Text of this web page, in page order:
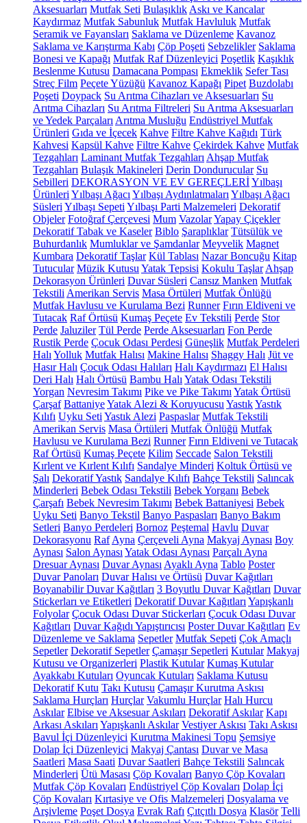
Aksesuarları Mutfak Seti Bulaşıklık Askı ve Kancalar
Kaydırmaz Mutfak Sabunluk Mutfak Havluluk Mutfak
Seramik ve Fayansları Saklama ve Düzenleme Kavanoz
Saklama ve Karıştırma Kabı Çöp Poşeti Sebzelikler Saklama
Bonesi ve Kapağı Mutfak Raf Düzenleyici Poşetlik Kaşıklık
Beslenme Kutusu Damacana Pompası Ekmeklik Sefer Tası
Streç Film Peçete Yüzüğü Kavanoz Kapağı Pipet Buzdolabı
Poşeti Doypack Su Arıtma Cihazları ve Aksesuarları Su
Arıtma Cihazları Su Arıtma Filtreleri Su Arıtma Aksesuarları
ve Yedek Parçaları Arıtma Musluğu Endüstriyel Mutfak
Ürünleri Gıda ve İçecek Kahve Filtre Kahve Kağıdı Türk
Kahvesi Kapsül Kahve Filtre Kahve Çekirdek Kahve Mutfak
Tezgahları Laminant Mutfak Tezgahları Ahşap Mutfak
Tezgahları Bulaşık Makineleri Derin Dondurucular Su
Sebilleri DEKORASYON VE EV GEREÇLERİYılbaşı
Ürünleri Yılbaşı Ağacı Yılbaşı Aydınlatmaları Yılbaşı Ağacı
Süsleri Yılbaşı Sepeti Yılbaşı Parti Malzemeleri Dekoratif
Objeler Fotoğraf Çerçevesi Mum VazolarYapay Çiçekler
Dekoratif Tabak ve Kaseler Biblo Şaraplıklar Tütsülük ve
Buhurdanlık Mumluklar ve Şamdanlar Meyvelik Magnet
Kumbara Dekoratif Taşlar Kül Tablası Nazar Boncuğu Kitap
Tutucular Müzik Kutusu Yatak Tepsisi Kokulu Taşlar Ahşap
Dekorasyon Ürünleri Duvar Süsleri Cansız Manken Mutfak
Tekstili Amerikan Servis Masa Örtüleri Mutfak Önlüğü
Mutfak Havlusu ve Kurulama Bezi Runner Fırın Eldiveni ve
Tutacak Raf Örtüsü Kumaş Peçete Ev Tekstili Perde Stor
Perde Jaluziler Tül Perde Perde Aksesuarları Fon Perde
Rustik Perde Çocuk Odası Perdesi Güneşlik Mutfak Perdeleri
Halı Yolluk Mutfak Halısı Makine Halısı Shaggy Halı Jüt ve
Hasır Halı Çocuk Odası Halıları Halı Kaydırmazı El Halısı
Deri Halı Halı Örtüsü Bambu Halı Yatak Odası Tekstili
Yorgan Nevresim Takımı Pike ve Pike Takımı Yatak Örtüsü
Çarşaf BattaniyeYatak Alezi & Koruyucusu YastıkYastık
Kılıfı Uyku Seti Yastık Alezi Paspaslar Mutfak Tekstili
Amerikan Servis Masa Örtüleri Mutfak Önlüğü Mutfak
Havlusu ve Kurulama Bezi Runner Fırın Eldiveni ve Tutacak
Raf Örtüsü Kumaş Peçete Kilim Seccade Salon Tekstili
Kırlent ve Kırlent Kılıfı Sandalye Minderi Koltuk Örtüsü ve
Şalı Dekoratif Yastık Sandalye Kılıfı Bahçe Tekstili Salıncak
Minderleri Bebek Odası Tekstili Bebek Yorganı Bebek
Çarşafı Bebek Nevresim Takımı Bebek Battaniyesi Bebek
Uyku Seti Banyo Tekstil Banyo Paspasları Banyo Bakım
Setleri Banyo Perdeleri Bornoz Peştemal Havlu Duvar
Dekorasyonu Raf Ayna Çerçeveli Ayna Makyaj Aynası Boy
Aynası Salon Aynası Yatak Odası Aynası Parçalı Ayna
Dresuar Aynası Duvar Aynası Ayaklı Ayna Tablo Poster
Duvar Panoları Duvar Halısı ve Örtüsü Duvar Kağıtları
Boyanabilir Duvar Kağıtları 3 Boyutlu Duvar Kağıtları Duvar
Stickerları ve Etiketleri Dekoratif Duvar Kağıtları Yapışkanlı
Folyolar Çocuk Odası Duvar Stickerları Çocuk Odası Duvar
Kağıtları Duvar Kağıdı Yapıştırıcısı Poster Duvar Kağıtları Ev
Düzenleme ve Saklama Sepetler Mutfak Sepeti Çok Amaçlı
Sepetler Dekoratif Sepetler Çamaşır Sepetleri Kutular Makyaj
Kutusu ve Organizerleri Plastik Kutular Kumaş Kutular
Ayakkabı Kutuları Oyuncak Kutuları Saklama Kutusu
Dekoratif Kutu Takı Kutusu Çamaşır Kurutma Askısı
Saklama Hurçları Hurçlar Vakumlu Hurçlar Halı Hurcu
Askılar Elbise ve Aksesuar Askıları Dekoratif Askılar Kapı
Arkası Askıları Yapışkanlı Askılar Vestiyer Askısı Takı Askısı
Bavul İçi Düzenleyici Kurutma Makinesi Topu Şemsiye
Dolap İçi Düzenleyici Makyaj Çantası Duvar ve Masa
Saatleri Masa Saati Duvar Saatleri Bahçe Tekstili Salıncak
Minderleri Ütü Masası Çöp Kovaları Banyo Çöp Kovaları
Mutfak Çöp Kovaları Endüstriyel Çöp Kovaları Dolap İçi
Çöp Kovaları Kırtasiye ve Ofis Malzemeleri Dosyalama ve
Arşivleme Poşet Dosya Evrak Rafı Çıtçıtlı Dosya Klasör Telli